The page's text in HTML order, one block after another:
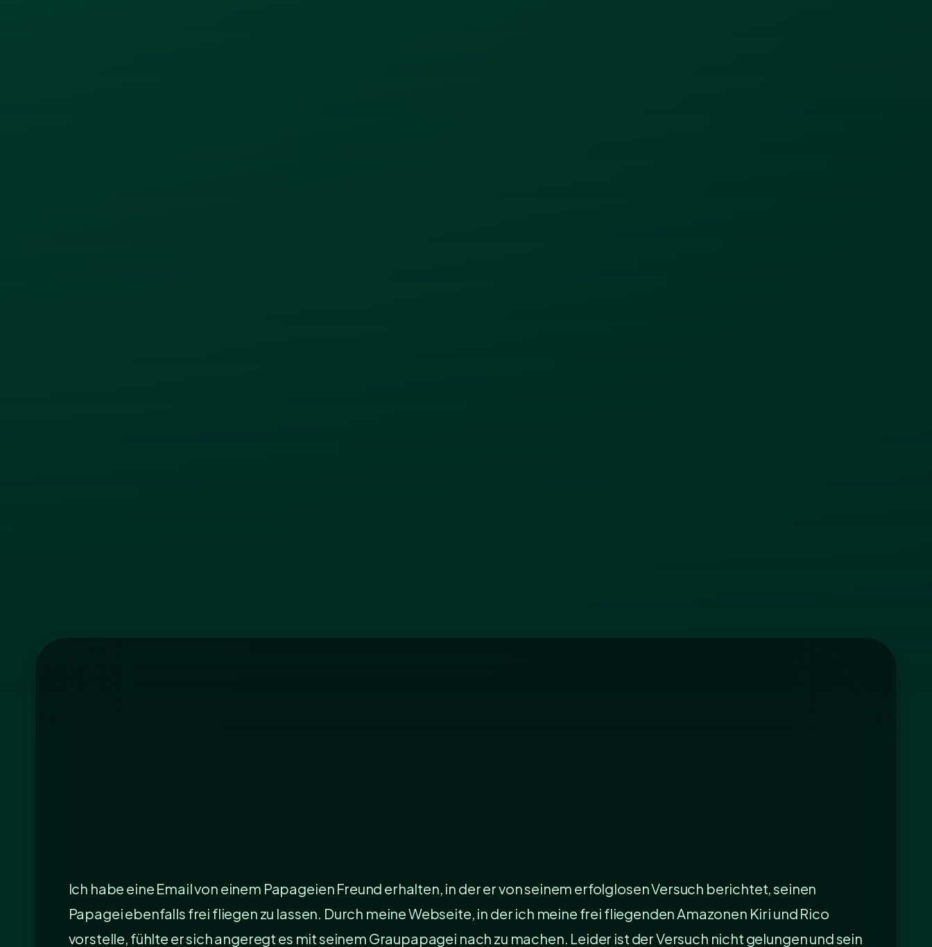
Ich habe eine Email von einem Papageien Freund erhalten, in der er von seinem erfolglosen Versuch berichtet, seinen
Papagei ebenfalls frei fliegen zu lassen. Durch meine Webseite, in der ich meine frei fliegenden Amazonen Kiri und Rico
vorstelle, fühlte er sich angeregt es mit seinem Graupapagei nach zu machen. Leider ist der Versuch nicht gelungen und sein